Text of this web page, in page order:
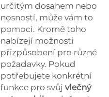
určitým dosahem nebo
nosností, může vám to
pomoci. Kromě toho
nabízejí možnosti
přizpůsobení pro různé
požadavky. Pokud
potřebujete konkrétní
funkce pro svůj vlečný